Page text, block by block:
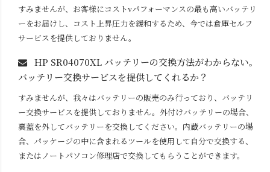
すみませんが、お客様にコストvパフォーマンスの最も高いバッテリ
ーをお届けし、コスト上昇圧力を緩和するため、今では倉庫セルフ
サービスを提供しておりません。
HP SR04070XLバッテリーの交換方法がわからない。
バッテリー交換サービスを提供してくれるか？
すみませんが、我々はバッテリーの販売のみ行っており、バッテリ
ー交換サービスを提供しておりません。外付けバッテリーの場合、
裏蓋を外してバッテリーを交換してください。内蔵バッテリーの場
合、パッケージの中に含まれるツールを使用して自分で交換する、
またはノートパソコン修理店で交換してもらうことができます。